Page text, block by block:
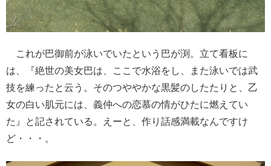
これが巴御前が泳いでいたという巴が渕。立て看板に
は、『絶世の美女巴は、ここで水浴をし、また泳いでは武
技を練ったと云う。そのつややかな黒髪のしたたりと、乙
女の白い肌元には、義仲への恋慕の情がひたに燃えてい
た』と記されている。えーと、作り話感満載なんですけ
ど・・・。